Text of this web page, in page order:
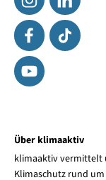
Über klimaaktiv
klimaaktiv vermittelt
Klimaschutz rund